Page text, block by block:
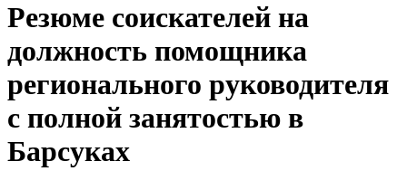
Резюме соискателей на
должность помощника
регионального руководителя
с полной занятостью в
Барсуках